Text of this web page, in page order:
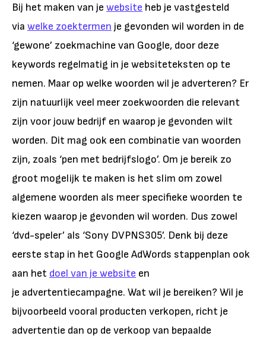
Bij het maken van je website heb je vastgesteld
via welke zoektermen je gevonden wil worden in de
‘gewone’ zoekmachine van Google, door deze
keywords regelmatig in je websiteteksten op te
nemen. Maar op welke woorden wil je adverteren? Er
zijn natuurlijk veel meer zoekwoorden die relevant
zijn voor jouw bedrijf en waarop je gevonden wilt
worden. Dit mag ook een combinatie van woorden
zijn, zoals ‘pen met bedrijfslogo’. Om je bereik zo
groot mogelijk te maken is het slim om zowel
algemene woorden als meer specifieke woorden te
kiezen waarop je gevonden wil worden. Dus zowel
‘dvd-speler’ als ‘Sony DVPNS305’. Denk bij deze
eerste stap in het Google AdWords stappenplan ook
aan het doel van je website en
je advertentiecampagne. Wat wil je bereiken? Wil je
bijvoorbeeld vooral producten verkopen, richt je
advertentie dan op de verkoop van bepaalde